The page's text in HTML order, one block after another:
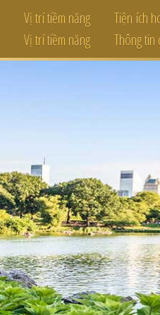
Vị trí tiềm năng Tiện ích
Vị trí tiềm năng Thông tin